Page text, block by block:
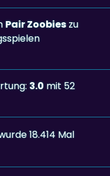
Pair Zoobieszu
3.0mit 52
18.414 Mal